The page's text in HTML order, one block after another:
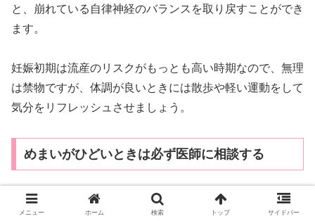
と、崩れている自律神経のバランスを取り戻すことができ
ます。
妊娠初期は流産のリスクがもっとも高い時期なので、無理
は禁物ですが、体調が良いときには散歩や軽い運動をして
気分をリフレッシュさせましょう。
めまいがひどいときは必ず医師に相談する
メニュー ホーム 検索 トップ サイドバー